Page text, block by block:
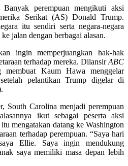
perempuan mengikuti aksi
Serikat (AS) Donald Trump.
itu sendiri serta negara-negara
jalan dengan berbagai alasan.
ingin memperjuangkan hak-hak
terhadap mereka. DilansirABC
Kaum Hawa menggelar
pelantikan Trump digelar di
South Carolina menjadi perempuan
ikut sebagai peserta aksi
mengatakan datang ke Washington
terhadap perempuan. “Saya hari
Ellie. Saya ingin mendukung
saya memiliki masa depan lebih